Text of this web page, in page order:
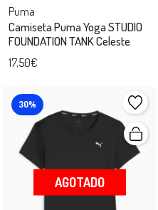
Puma
Camiseta Puma Yoga STUDIO
FOUNDATION TANK Celeste
17,50€
30%
AGOTADO